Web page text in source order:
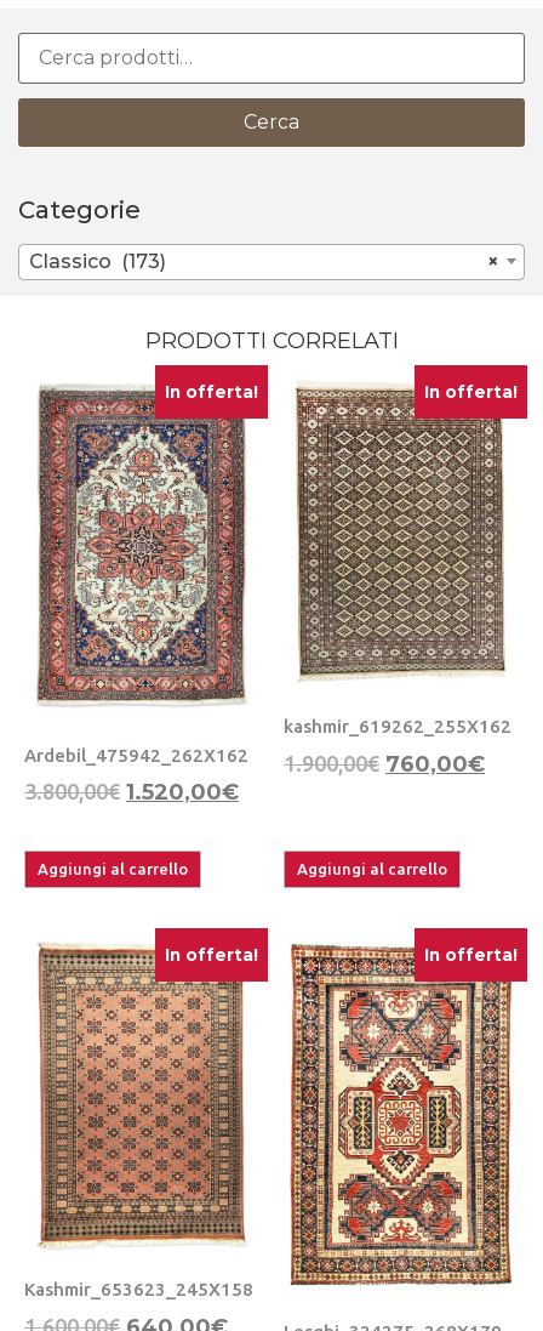
Cerca
Categorie
×
Classico (173)
PRODOTTI CORRELATI
In offerta!
Ardebil_475942_262X162
3.800,00€ 1.520,00€
Aggiungi al carrello
In offerta!
kashmir_619262_255X162
1.900,00€ 760,00€
Aggiungi al carrello
In offerta!
Kashmir_653623_245X158
1.600,00€
In offerta!